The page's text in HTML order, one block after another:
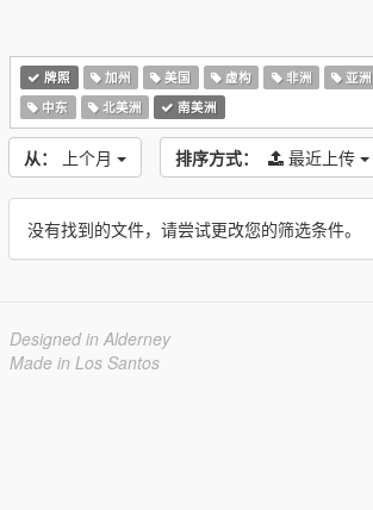
牌照 加州 美国 虚构 非洲 亚洲
中东
北美洲 南美洲
从： 上个月 排序方式： 最近上传
没有找到的文件，请尝试更改您的筛选条件。
Designed in Alderney
Made in Los Santos